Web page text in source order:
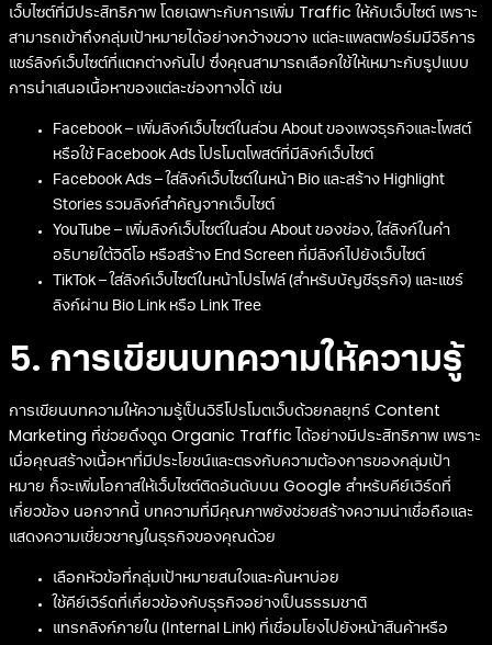
เว็บไซต์ที่มีประสิทธิภาพ โดยเฉพาะกับการเพิ่ม Traffic ให้กับเว็บไซต์ เพราะ
สามารถเข้าถึงกลุ่มเป้าหมายได้อย่างกว้างขวาง แต่ละแพลตฟอร์มมีวิธีการ
แชร์ลิงก์เว็บไซต์ที่แตกต่างกันไป ซึ่งคุณสามารถเลือกใช้ให้เหมาะกับรูปแบบ
การนำเสนอเนื้อหาของแต่ละช่องทางได้ เช่น
Facebook – เพิ่มลิงก์เว็บไซต์ในส่วน About ของเพจธุรกิจและโพสต์
หรือใช้ Facebook Ads โปรโมตโพสต์ที่มีลิงก์เว็บไซต์
Facebook Ads – ใส่ลิงก์เว็บไซต์ในหน้า Bio และสร้าง Highlight
Stories รวมลิงก์สำคัญจากเว็บไซต์
YouTube – เพิ่มลิงก์เว็บไซต์ในส่วน About ของช่อง, ใส่ลิงก์ในคำ
อธิบายใต้วิดีโอ หรือสร้าง End Screen ที่มีลิงก์ไปยังเว็บไซต์
TikTok – ใส่ลิงก์เว็บไซต์ในหน้าโปรไฟล์ (สำหรับบัญชีธุรกิจ) และแชร์
ลิงก์ผ่าน Bio Link หรือ Link Tree
5. การเขียนบทความให้ความรู้
การเขียนบทความให้ความรู้เป็นวิธีโปรโมตเว็บด้วยกลยุทธ์ Content
Marketing ที่ช่วยดึงดูด Organic Traffic ได้อย่างมีประสิทธิภาพ เพราะ
เมื่อคุณสร้างเนื้อหาที่มีประโยชน์และตรงกับความต้องการของกลุ่มเป้า
หมาย ก็จะเพิ่มโอกาสให้เว็บไซต์ติดอันดับบน Google สำหรับคีย์เวิร์ดที่
เกี่ยวข้อง นอกจากนี้ บทความที่มีคุณภาพยังช่วยสร้างความน่าเชื่อถือและ
แสดงความเชี่ยวชาญในธุรกิจของคุณด้วย
เลือกหัวข้อที่กลุ่มเป้าหมายสนใจและค้นหาบ่อย
ใช้คีย์เวิร์ดที่เกี่ยวข้องกับธุรกิจอย่างเป็นธรรมชาติ
แทรกลิงก์ภายใน (Internal Link) ที่เชื่อมโยงไปยังหน้าสินค้าหรือ